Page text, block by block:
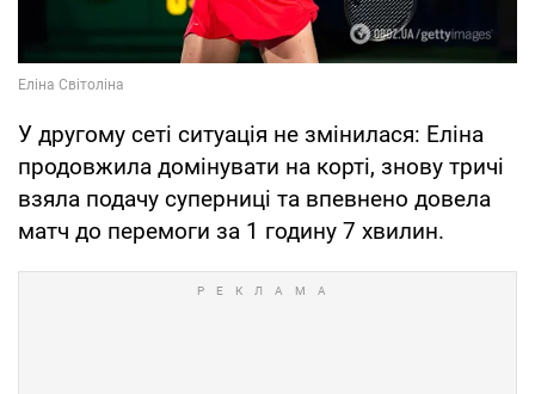
У другому сеті ситуація не змінилася: Еліна
продовжила домінувати на корті, знову тричі
взяла подачу суперниці та впевнено довела
матч до перемоги за 1 годину 7 хвилин.